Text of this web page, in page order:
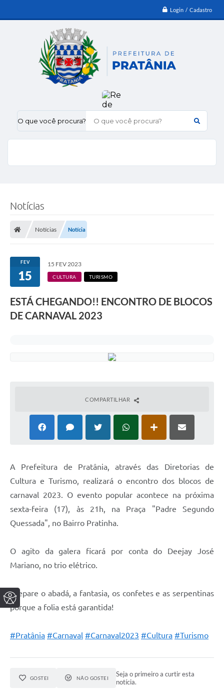
Login / Cadastro
O que você procura?
Notícias
Notícias Notícia
FEV
15
15 FEV 2023
CULTURA TURISMO
ESTÁ CHEGANDO!! ENCONTRO DE BLOCOS
DE CARNAVAL 2023
COMPARTILHAR
A Prefeitura de Pratânia, através das Diretorias de
Cultura e Turismo, realizará o encontro dos blocos de
carnaval 2023. O evento popular acontece na próxima
sexta-feira (17), às 21h, na Praça "Padre Segundo
Quessada", no Bairro Pratinha.
O agito da galera ficará por conta do Deejay José
Mariano, no trio elétrico.
Prepare o abadá, a fantasia, os confetes e as serpentinas
porque a folia está garantida!
#Pratânia #Carnaval #Carnaval2023 #Cultura #Turismo
GOSTEI NÃO GOSTEI
Seja o primeiro a curtir esta
notícia.